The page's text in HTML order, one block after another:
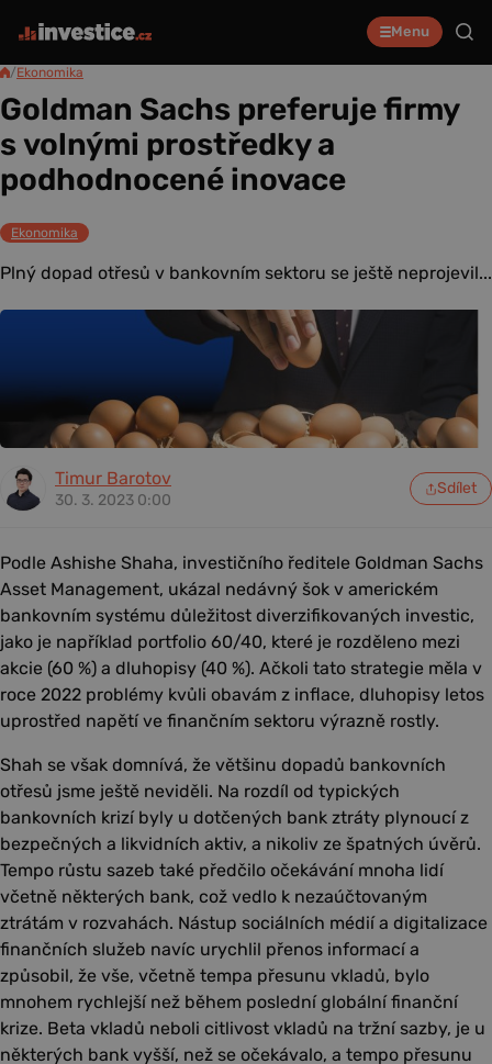
Menu
/Ekonomika
Goldman Sachs preferuje firmy
s volnými prostředky a
podhodnocené inovace
Ekonomika
Plný dopad otřesů v bankovním sektoru se ještě neprojevil...
Timur Barotov
30. 3. 2023 0:00
Sdílet
Podle Ashishe Shaha, investičního ředitele Goldman Sachs
Asset Management, ukázal nedávný šok v americkém
bankovním systému důležitost diverzifikovaných investic,
jako je například portfolio 60/40, které je rozděleno mezi
akcie (60 %) a dluhopisy (40 %). Ačkoli tato strategie měla v
roce 2022 problémy kvůli obavám z inflace, dluhopisy letos
uprostřed napětí ve finančním sektoru výrazně rostly.
Shah se však domnívá, že většinu dopadů bankovních
otřesů jsme ještě neviděli. Na rozdíl od typických
bankovních krizí byly u dotčených bank ztráty plynoucí z
bezpečných a likvidních aktiv, a nikoliv ze špatných úvěrů.
Tempo růstu sazeb také předčilo očekávání mnoha lidí
včetně některých bank, což vedlo k nezaúčtovaným
ztrátám v rozvahách. Nástup sociálních médií a digitalizace
finančních služeb navíc urychlil přenos informací a
způsobil, že vše, včetně tempa přesunu vkladů, bylo
mnohem rychlejší než během poslední globální finanční
krize. Beta vkladů neboli citlivost vkladů na tržní sazby, je u
některých bank vyšší, než se očekávalo, a tempo přesunu